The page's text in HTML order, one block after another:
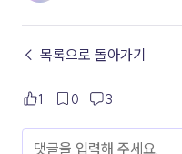
← 목록으로 돌아가기
1 0 3